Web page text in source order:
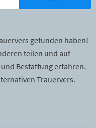
gefunden haben!
teilen und auf
Bestattung erfahren.
Trauervers.